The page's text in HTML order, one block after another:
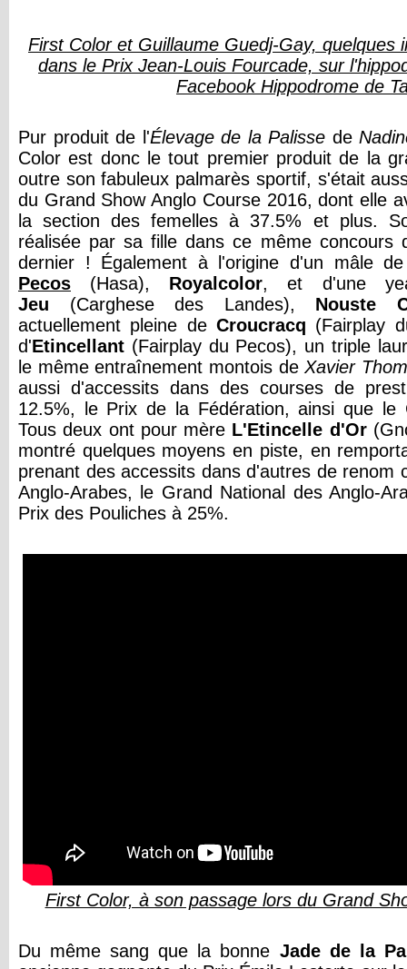
First Color et Guillaume Guedj-Gay, quelques
dans le Prix Jean-Louis Fourcade, sur
Facebook Hippodrome de
Pur produit de l'Élevage de la Palisse de
Color est donc le tout premier produit de la
outre son fabuleux palmarès sportif, s'était
du Grand Show Anglo Course 2016, dont elle
la section des femelles à 37.5% et plus.
réalisée par sa fille dans ce même concours
dernier ! Également à l'origine d'un mâle
Pecos (Hasa), Royalcolor, et d'une
Jeu (Carghese des Landes), Nouste
actuellement pleine de Croucracq (Fairplay
d'Etincellant (Fairplay du Pecos), un triple
le même entraînement montois deXavier
aussi d'accessits dans des courses de
12.5%, le Prix de la Fédération, ainsi que le
Tous deux ont pour mère L'Etincelle d'Or
montré quelques moyens en piste, en
prenant des accessits dans d'autres de renom
Anglo-Arabes, le Grand National des Anglo-
Prix des Pouliches à 25%.
First Color, à son passage lors du Grand
Du même sang que la bonne Jade de la